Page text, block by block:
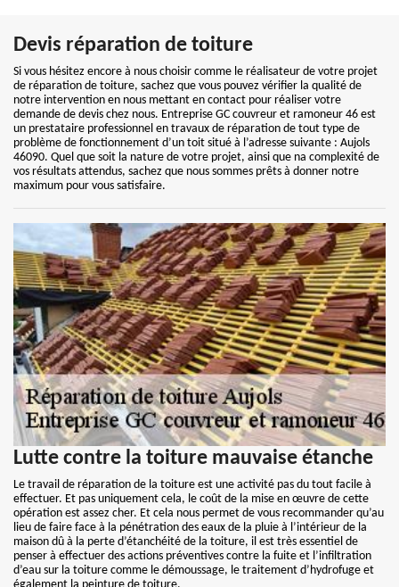
Devis réparation de toiture
Si vous hésitez encore à nous choisir comme le réalisateur de votre projet
de réparation de toiture, sachez que vous pouvez vérifier la qualité de
notre intervention en nous mettant en contact pour réaliser votre
demande de devis chez nous. Entreprise GC couvreur et ramoneur 46 est
un prestataire professionnel en travaux de réparation de tout type de
problème de fonctionnement d’un toit situé à l’adresse suivante : Aujols
46090. Quel que soit la nature de votre projet, ainsi que na complexité de
vos résultats attendus, sachez que nous sommes prêts à donner notre
maximum pour vous satisfaire.
Lutte contre la toiture mauvaise étanche
Le travail de réparation de la toiture est une activité pas du tout facile à
effectuer. Et pas uniquement cela, le coût de la mise en œuvre de cette
opération est assez cher. Et cela nous permet de vous recommander qu’au
lieu de faire face à la pénétration des eaux de la pluie à l’intérieur de la
maison dû à la perte d’étanchéité de la toiture, il est très essentiel de
penser à effectuer des actions préventives contre la fuite et l’infiltration
d’eau sur la toiture comme le démoussage, le traitement d’hydrofuge et